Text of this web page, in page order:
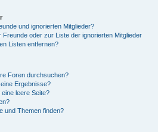
und ignorierten Mitglieder?
oder zur Liste der ignorierten Mitglieder
Listen entfernen?
Foren durchsuchen?
Ergebnisse?
leere Seite?
und Themen finden?